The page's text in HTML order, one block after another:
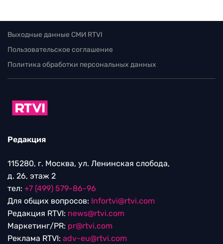
Выходные данные СМИ RTVI
Пользовательское соглашение
Политика обработки персональных данных
Редакция
115280, г. Москва, ул. Ленинская слобода,
д. 26, этаж 2
тел: +7 (499) 579-86-96
Для общих вопросов: Infortvi@rtvi.com
Редакция RTVI: news@rtvi.com
Маркетинг/PR: pr@rtvi.com
Реклама RTVI: adv-eu@rtvi.com